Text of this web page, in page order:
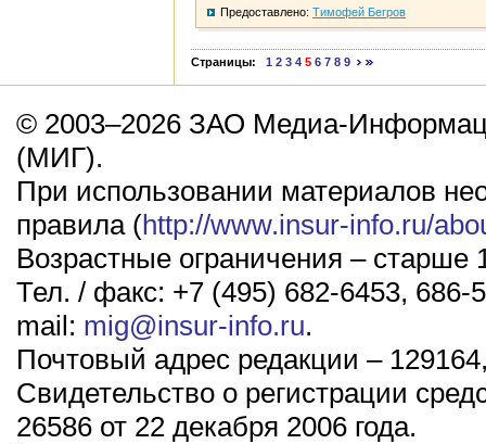
Предоставлено: Тимофей Бегров
Страницы: 1 2 3 4 5 6 7 8 9
© 2003–2026 ЗАО Медиа-
(МИГ).
При использовании материалов
правила (http://www.insur-info.ru/
Возрастные ограничения – старше
Тел. / факс: +7 (495) 682-6453, 686-
mail: mig@insur-info.ru.
Почтовый адрес редакции –
Свидетельство о регистрации
26586 от 22 декабря 2006 года.